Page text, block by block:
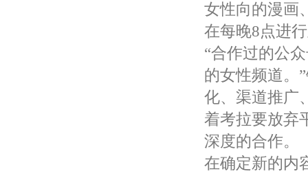
女性向的漫画
在每晚8点进
“合作过的公
的女性频道。
化、渠道推广
着考拉要放弃
深度的合作。
在确定新的内